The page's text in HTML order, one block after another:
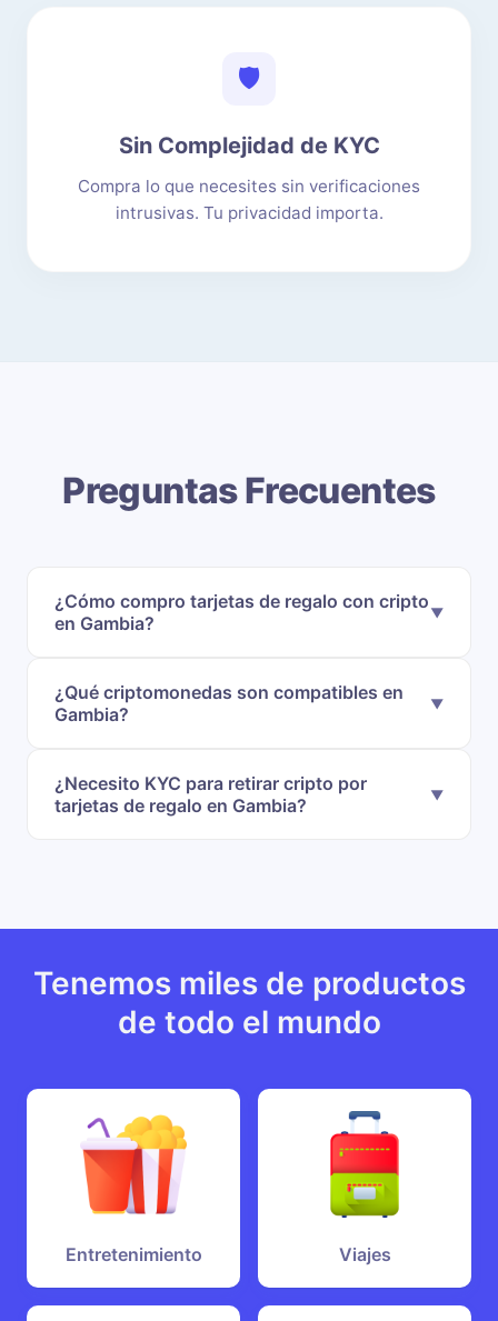
🛡️
Sin Complejidad de KYC
Compra lo que necesites sin verificaciones
intrusivas. Tu privacidad importa.
Preguntas Frecuentes
¿Cómo compro tarjetas de regalo con cripto
en Gambia?
¿Qué criptomonedas son compatibles en
Gambia?
¿Necesito KYC para retirar cripto por
tarjetas de regalo en Gambia?
Tenemos miles de productos
de todo el mundo
Entretenimiento Viajes